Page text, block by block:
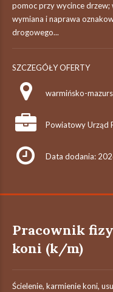
pomoc przy wycince drzew;
wymiana i naprawa
drogowego...
SZCZEGÓŁY OFERTY
warmińsko-
Powiatowy Urząd
Data dodania:
Pracownik
koni (k/m)
Ścielenie, karmienie koni,